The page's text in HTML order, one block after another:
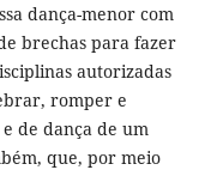
dança-menor com
brechas para fazer
autorizadas
romper e
de dança de um
que, por meio